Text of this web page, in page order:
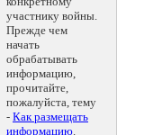
участнику войны.
Прежде чем
начать
обрабатывать
информацию,
прочитайте,
пожалуйста, тему
- Как размещать
информацию.